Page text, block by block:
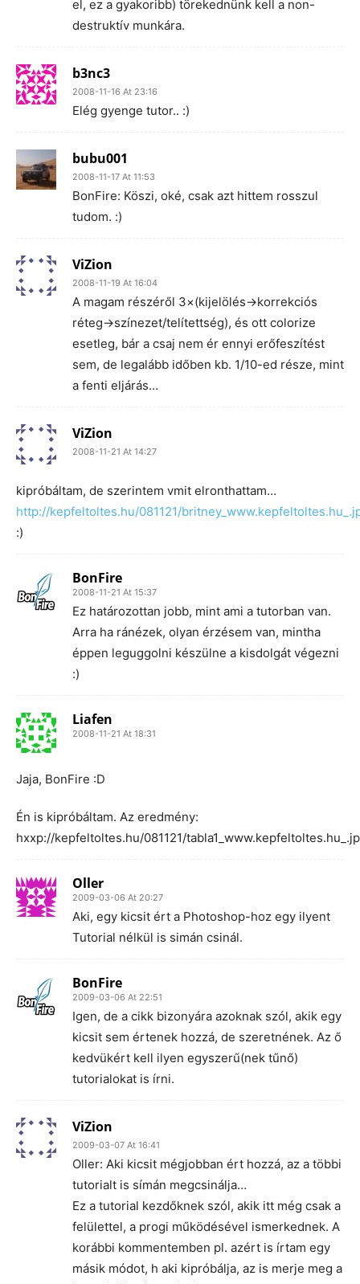
el, ez a gyakoribb) törekednünk kell a non-
destruktív munkára.
b3nc3
2008-11-16 At 23:16
Elég gyenge tutor.. :)
bubu001
2008-11-17 At 11:53
BonFire: Köszi, oké, csak azt hittem rosszul
tudom. :)
ViZion
2008-11-19 At 16:04
A magam részéről 3×(kijelölés->korrekciós
réteg->színezet/telítettség), és ott colorize
esetleg, bár a csaj nem ér ennyi erőfeszítést
sem, de legalább időben kb. 1/10-ed része, mint
a fenti eljárás…
ViZion
2008-11-21 At 14:27
kipróbáltam, de szerintem vmit elronthattam…
http://kepfeltoltes.hu/081121/
:)
BonFire
2008-11-21 At 15:37
Ez határozottan jobb, mint ami a tutorban van.
Arra ha ránézek, olyan érzésem van, mintha
éppen leguggolni készülne a kisdolgát végezni
:)
Liafen
2008-11-21 At 18:31
Jaja, BonFire :D
Én is kipróbáltam. Az eredmény:
hxxp://kepfeltoltes.hu/081121/
Oller
2009-03-06 At 20:27
Aki, egy kicsit ért a Photoshop-hoz egy ilyent
Tutorial nélkül is simán csinál.
BonFire
2009-03-06 At 22:51
Igen, de a cikk bizonyára azoknak szól, akik egy
kicsit sem értenek hozzá, de szeretnének. Az ő
kedvükért kell ilyen egyszerű(nek tűnő)
tutorialokat is írni.
ViZion
2009-03-07 At 16:41
Oller: Aki kicsit mégjobban ért hozzá, az a többi
tutorialt is símán megcsinálja…
Ez a tutorial kezdőknek szól, akik itt még csak a
felülettel, a progi működésével ismerkednek. A
korábbi kommentemben pl. azért is írtam egy
másik módot, h aki kipróbálja, az is merje meg a